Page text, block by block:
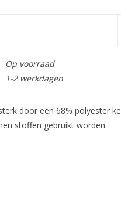
Op voorraad
1-2 werkdagen
door een 68% polyester
stoffen gebruikt worden.